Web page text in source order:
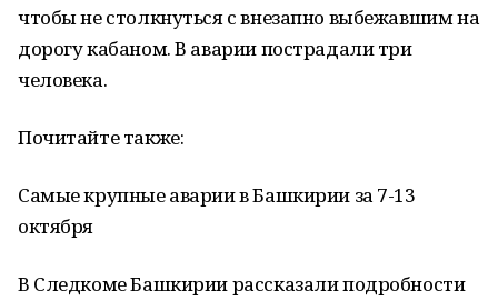
чтобы не столкнуться с внезапно выбежавшим на
дорогу кабаном. В аварии пострадали три
человека.
Почитайте также:
Самые крупные аварии в Башкирии за 7-13
октября
В Следкоме Башкирии рассказали подробности